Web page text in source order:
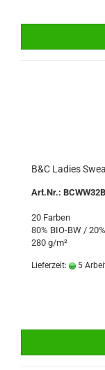
B&C Ladies
Art.Nr.: BCWW32B
20 Farben
80% BIO-BW /
280 g/m²
Lieferzeit: 5